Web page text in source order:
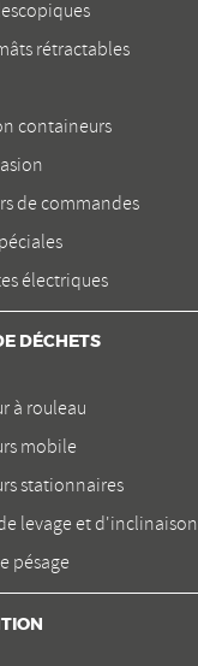
rétractables
containeurs
de commandes
électriques
DÉCHETS
à rouleau
mobile
stationnaires
levage et d'inclinaison
pésage